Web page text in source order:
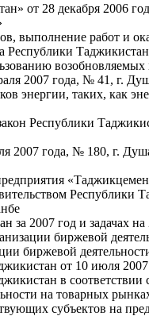
от 28 декабря 2006
выполнение работ и
Республики
возобновляемых
2007 года, № 41, г.
энергии, таких, как
Республики
2007 года, № 180, г.
2007 год и задачах
биржевой
биржевой
от 10 июля
в
на товарных
субъектов на